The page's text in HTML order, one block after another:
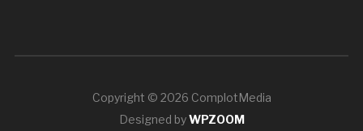
Copyright © 2026 ComplotMedia
Designed byWPZOOM